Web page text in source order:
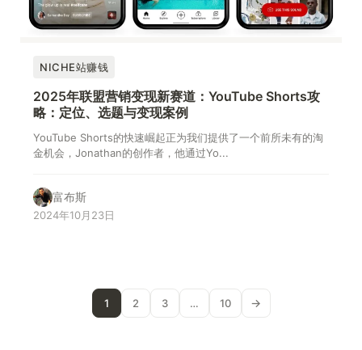
NICHE站赚钱
2025年联盟营销变现新赛道：YouTube Shorts攻
略：定位、选题与变现案例
YouTube Shorts的快速崛起正为我们提供了一个前所未有的淘
金机会，Jonathan的创作者，他通过Yo...
富布斯
2024年10月23日
1 2 3 … 10 →